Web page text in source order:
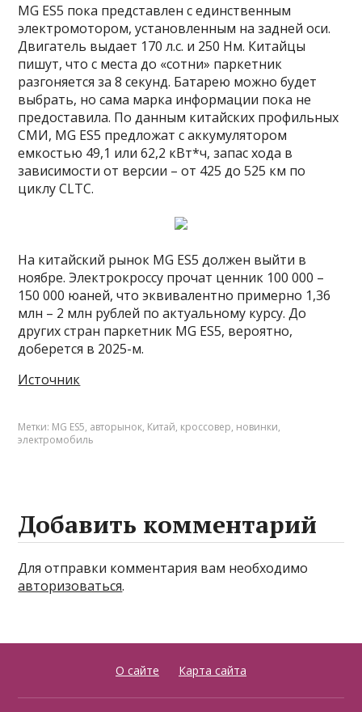
MG ES5 пока представлен с единственным
электромотором, установленным на задней оси.
Двигатель выдает 170 л.с. и 250 Нм. Китайцы
пишут, что с места до «сотни» паркетник
разгоняется за 8 секунд. Батарею можно будет
выбрать, но сама марка информации пока не
предоставила. По данным китайских профильных
СМИ, MG ES5 предложат с аккумулятором
емкостью 49,1 или 62,2 кВт*ч, запас хода в
зависимости от версии – от 425 до 525 км по
циклу CLTC.
На китайский рынок MG ES5 должен выйти в
ноябре. Электрокроссу прочат ценник 100 000 –
150 000 юаней, что эквивалентно примерно 1,36
млн – 2 млн рублей по актуальному курсу. До
других стран паркетник MG ES5, вероятно,
доберется в 2025-м.
Источник
Метки: MG ES5, авторынок, Китай, кроссовер, новинки,
электромобиль
Добавить комментарий
Для отправки комментария вам необходимо
авторизоваться.
О сайте Карта сайта